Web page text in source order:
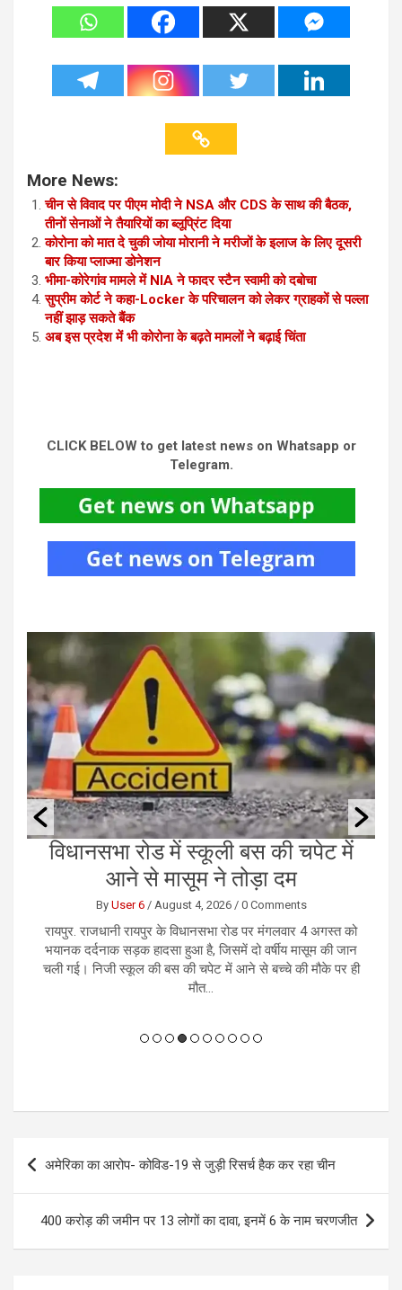
More News:
चीन से विवाद पर पीएम मोदी ने NSA और CDS के साथ की बैठक,
तीनों सेनाओं ने तैयारियों का ब्लूप्रिंट दिया
कोरोना को मात दे चुकी जोया मोरानी ने मरीजों के इलाज के लिए दूसरी
बार किया प्लाज्मा डोनेशन
भीमा-कोरेगांव मामले में NIA ने फादर स्टैन स्वामी को दबोचा
सुप्रीम कोर्ट ने कहा-Locker के परिचालन को लेकर ग्राहकों से पल्ला
नहीं झाड़ सकते बैंक
अब इस प्रदेश में भी कोरोना के बढ़ते मामलों ने बढ़ाई चिंता
CLICK BELOW to get latest news on Whatsapp or
Telegram.
राजधानी में कथित तौर पर नकली नोट के
लिए हुआ सौदा, करोड़ो रुपये की हुई ठगी
By User 6/ August 4, 2026/ 0 Comments
रायपुर। राजधानी रायपुर में करोड़ों रुपये के कथित नकली नोटों के
सौदे के नाम पर एक कारोबारी से 1.13 करोड़ रुपये की ठगी का
सनसनीखेज मामला सामने आया है। आरोप है कि जाली नोट उपलब्ध
कराने का झांसा देकर आरोपियों...
Post
navigation
अमेरिका का आरोप- कोविड-19 से जुड़ी रिसर्च हैक कर रहा चीन
400 करोड़ की जमीन पर 13 लोगों का दावा, इनमें 6 के नाम चरणजीत